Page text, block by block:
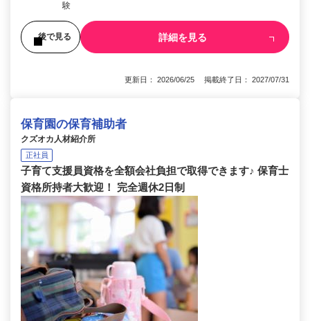
験
後で見る 詳細を見る
更新日： 2026/06/25 掲載終了日： 2027/07/31
保育園の保育補助者
クズオカ人材紹介所
正社員
子育て支援員資格を全額会社負担で取得できます♪ 保育士
資格所持者大歓迎！ 完全週休2日制